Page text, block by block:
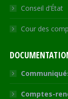
Conseil d’État
Cour des
Comptes-